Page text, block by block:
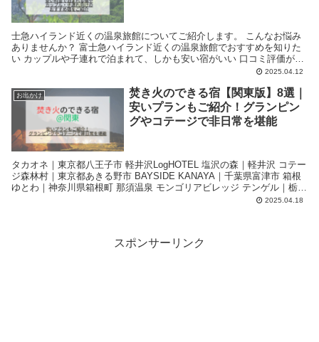
士急ハイランド近くの温泉旅館についてご紹介します。 こんなお悩み
ありませんか？ 富士急ハイランド近くの温泉旅館でおすすめを知りた
い カップルや子連れで泊まれて、しかも安い宿がいい 口コミ評価が高
2025.04.12
お出かけ
焚き火のできる宿【関東版】8選｜
安いプランもご紹介！グランピン
グやコテージで非日常を堪能
タカオネ｜東京都八王子市 軽井沢LogHOTEL 塩沢の森｜軽井沢 コテー
ジ森林村｜東京都あきる野市 BAYSIDE KANAYA｜千葉県富津市 箱根
ゆとわ｜神奈川県箱根町 那須温泉 モンゴリアビレッジ テンゲル｜栃木
2025.04.18
スポンサーリンク